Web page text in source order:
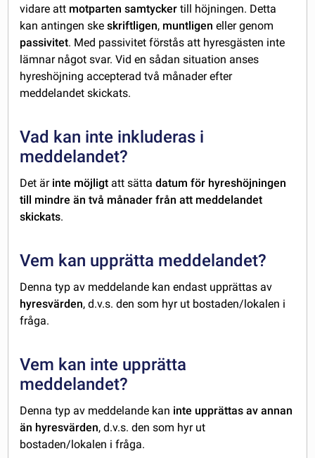
vidare att motparten samtycker till höjningen. Detta
kan antingen skeskriftligen, muntligen eller genom
passivitet. Med passivitet förstås att hyresgästen inte
lämnar något svar. Vid en sådan situation anses
hyreshöjning accepterad två månader efter
meddelandet skickats.
Vad kan inte inkluderas i
meddelandet?
Det är inte möjligt att sättadatum för hyreshöjningen
till mindre än två månader från att meddelandet
skickats.
Vem kan upprätta meddelandet?
Denna typ av meddelande kan endast upprättas av
hyresvärden, d.v.s. den som hyr ut bostaden/lokalen i
fråga.
Vem kan inte upprätta
meddelandet?
Denna typ av meddelande kan inte upprättas av annan
än hyresvärden, d.v.s. den som hyr ut
bostaden/lokalen i fråga.